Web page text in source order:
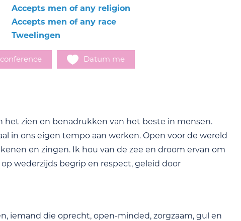
Accepts men of any religion
Accepts men of any race
Tweelingen
Datum me
het zien en benadrukken van het beste in mensen.
in ons eigen tempo aan werken. Open voor de wereld
en zingen. Ik hou van de zee en droom ervan om
wederzijds begrip en respect, geleid door
iemand die oprecht, open-minded, zorgzaam, gul en